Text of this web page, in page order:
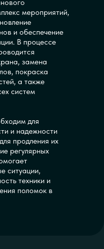
мероприятий,
и обеспечение
В процессе
замена
покраска
а также
систем
для
и надежности
продления их
регулярных
ситуации,
техники и
поломок в